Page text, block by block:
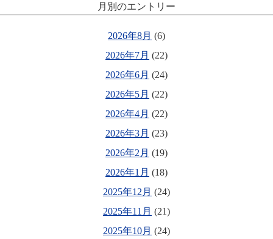
月別のエントリー
2026年8月 (6)
2026年7月 (22)
2026年6月 (24)
2026年5月 (22)
2026年4月 (22)
2026年3月 (23)
2026年2月 (19)
2026年1月 (18)
2025年12月 (24)
2025年11月 (21)
2025年10月 (24)